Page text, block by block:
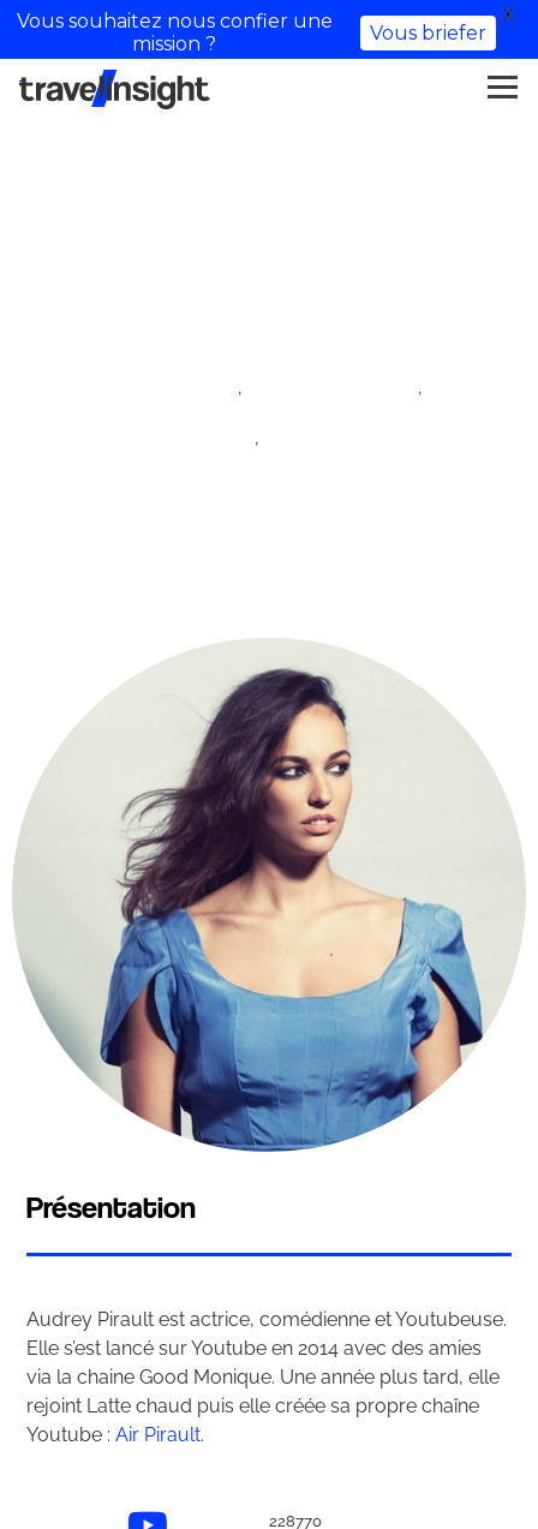
, ,
,
Présentation
Audrey Pirault est actrice, comédienne et Youtubeuse.
Elle s’est lancé sur Youtube en 2014 avec des amies
via la chaine Good Monique. Une année plus tard, elle
rejoint Latte chaud puis elle créée sa propre chaîne
Youtube : Air Pirault.
228770
Vous souhaitez nous confier une
mission ?
Vous briefer
X